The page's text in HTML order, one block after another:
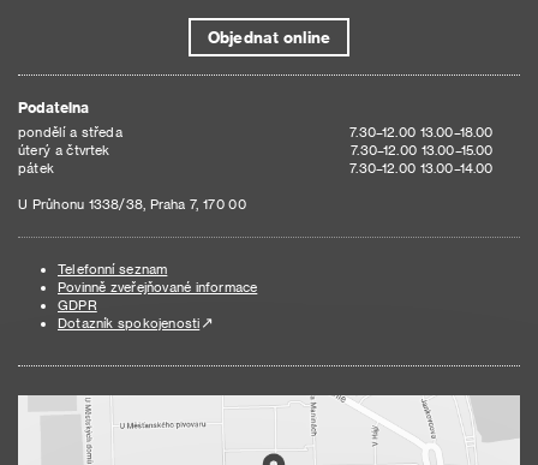
Objednat online
Podatelna
pondělí a středa
7.30–12.00 13.00–18.00
úterý a čtvrtek
7.30–12.00 13.00–15.00
pátek
7.30–12.00 13.00–14.00
U Průhonu 1338/38, Praha 7, 170 00
Telefonní seznam
Povinně zveřejňované informace
GDPR
Dotazník spokojenosti